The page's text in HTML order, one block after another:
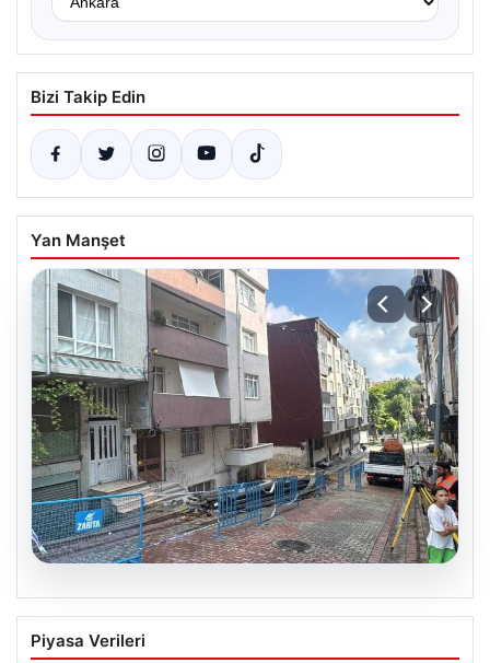
Bizi Takip Edin
Yan Manşet
08.08.2026
Temel kazısı etrafındaki binalara zarar
verdi. 4 bina boşaltıldı
Piyasa Verileri